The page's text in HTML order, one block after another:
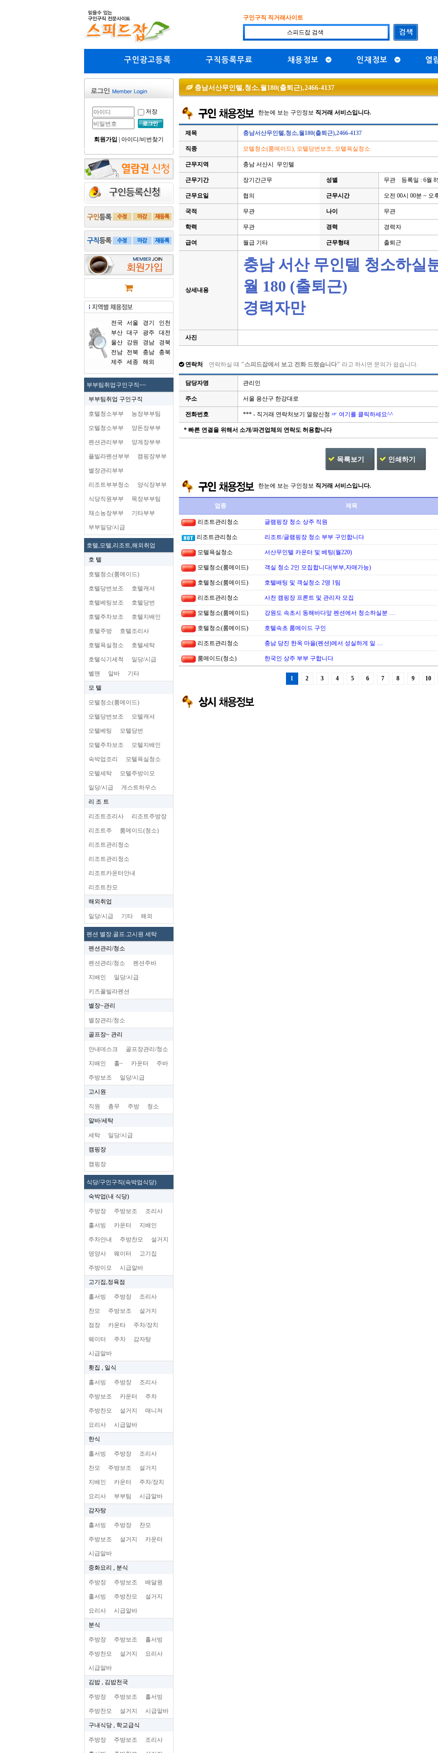
구인구직 직거래사이트
구인광고등록 구직등록무료 채용정보 인재정보 열
저장
회원가입 아이디/비번찾기
전국 서울 경기
인천
부산 대구 광주
대전
울산
강원 경남
경북
전남
전북 충남
충북
제주
세종 해외
부부팀취업구인구직~~
부부팀취업 구인구직
호텔청소부부 농장부부팀
모텔청소부부 양돈장부부
펜션관리부부 양계장부부
플빌라펜션부부 캠핑장부부
별장관리부부
리조트부부청소 양식장부부
식당직원부부 목장부부팀
채소농장부부 기타부부
부부일당/시급
호텔,모텔,리조트,해외취업
호 텔
호텔청소(룸메이드)
호텔당번보조 호텔캐셔
호텔베팅보조 호텔당번
호텔주차보조 호텔지배인
호텔주방 호텔조리사
호텔욕실청소 호텔세탁
호텔식기세척 일당/시급
벨맨 알바 기타
모 텔
모텔청소(룸메이드)
모텔당번보조 모텔캐셔
모텔베팅 모텔당번
모텔주차보조 모텔지배인
숙박업조리 모텔욕실청소
모텔세탁 모텔주방이모
일당/시급 게스트하우스
리 조 트
리조트조리사 리조트주방장
리조트주 룸메이드(청소)
리조트관리청소
리조트관리청소
리조트카운터안내
리조트찬모
해외취업
일당/시급 기타 해외
펜션 별장.골프.고시원 세탁
펜션관리/청소
펜션관리/청소 펜션주바
지배인 일당/시급
키즈풀빌라펜션
별장~관리
별장관리/청소
골프장~ 관리
안내데스크 골프장관리/청소
지배인 홀~ 카운터 주바
주방보조 일당/시급
고시원
직원 총무 주방 청소
알바/세탁
세탁 일당/시급
캠핑장
캠핑장
식당/구인구직(숙박업식당)
숙박업(내 식당)
주방장 주방보조 조리사
홀서빙 카운터 지배인
주차안내 주방찬모 설거지
영양사 웨이터 고기집
주방이모 시급알바
고기집,정육점
홀서빙 주방장 조리사
찬모 주방보조 설거지
점장 카운타 주차/장치
웨이터 주차 감자탕
시급알바
횟집 , 일식
홀서빙 주방장 조리사
주방보조 카운터 주차
주방찬모 설거지 매니저
요리사 시급알바
한식
홀서빙 주방장 조리사
찬모 주방보조 설거지
지배인 카운터 주차/장치
요리사 부부팀 시급알바
감자탕
홀서빙 주방장 찬모
주방보조 설거지 카운터
시급알바
중화요리 , 분식
주방장 주방보조 배달원
홀서빙 주방찬모 설거지
요리사 시급알바
분식
주방장 주방보조 홀서빙
주방찬모 설거지 요리사
시급알바
김밥 , 김밥천국
주방장 주방보조 홀서빙
주방찬모 설거지 시급알바
구내식당 , 학교급식
주방장 주방보조 조리사
충남서산무인텔,청소,월180(출퇴근),2466-4137
한눈에 보는 구인정보 직거래 서비스입니다.
제목 충남서산무인텔,청소,월180(출퇴근),2466-4137
직종 모텔청소(룸메이드), 모텔당번보조, 모텔욕실청소
근무지역 충남 서산시 무인텔
근무기간 장기간근무 성별 무관 등록일 : 6월 8
근무요일 협의 근무시간 오전 00시 00분 ~ 오
국적 무관 나이 무관
학력 무관 경력 경력자
급여 월급 기타 근무형태 출퇴근
상세내용
충남 서산 무인텔 청소하실
월 180 (출퇴근)
경력자만
사진
연락처 연락하실 때 "스피드잡에서 보고 전화 드렸습니다" 라고 하시면 문의가 쉽습니다.
담당자명 관리인
주소 서울 용산구 한강대로
전화번호 *** - 직거래 연락처보기 열람신청 ☞ 여기를 클릭하세요^^
* 빠른 연결을 위해서 소개/파견업체의 연락도 허용합니다
목록보기 인쇄하기
한눈에 보는 구인정보 직거래 서비스입니다.
업종 제목
리조트관리청소 글램핑장 청소 상주 직원
리조트관리청소 리조트/글램핑장 청소 부부 구인합니다
모텔욕실청소 서산무인텔 카운터 및 베팅(월220)
모텔청소(룸메이드) 객실 청소 2인 모집합니다(부부,자매가능)
호텔청소(룸메이드) 호텔배팅 및 객실청소 2명 1팀
리조트관리청소 사천 캠핑장 프론트 및 관리자 모집
모텔청소(룸메이드) 강원도 속초시 동해바다앞 펜션에서 청소하실분 …
호텔청소(룸메이드) 호텔속초 룸메이드 구인
리조트관리청소 충남 당진 한옥 마을(펜션)에서 성실하게 일 …
룸메이드(청소) 한국인 상주 부부 구합니다
1 2 3 4 5 6 7 8 9 10